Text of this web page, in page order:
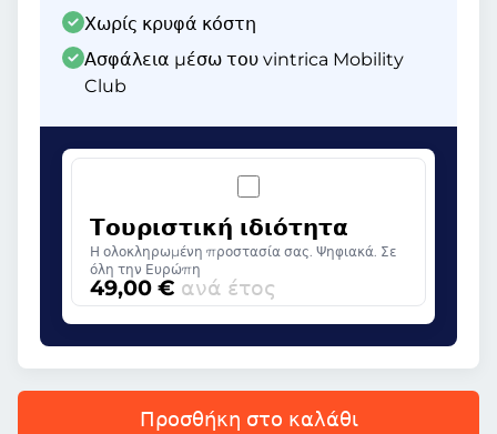
Χωρίς κρυφά κόστη
Ασφάλεια μέσω του vintrica Mobility
Club
Τουριστική ιδιότητα
Η ολοκληρωμένη προστασία σας. Ψηφιακά. Σε
όλη την Ευρώπη
49,00 € ανά έτος
Προσθήκη στο καλάθι